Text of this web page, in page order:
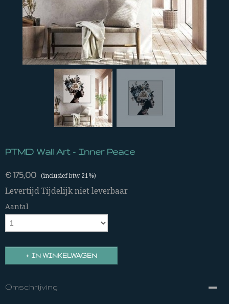
PTMD Wall Art - Inner Peace
€ 175,00 (inclusief btw 21%)
Levertijd Tijdelijk niet leverbaar
Aantal
IN WINKELWAGEN
Omschrijving